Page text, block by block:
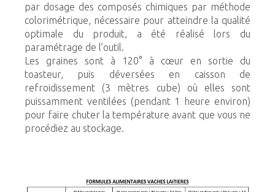
par dosage des composés chimiques par méthode
colorimétrique, nécessaire pour atteindre la qualité
optimale du produit, a été réalisé lors du
paramétrage de l’outil.
Les graines sont à 120° à cœur en sortie du
toasteur, puis déversées en caisson de
refroidissement (3 mètres cube) où elles sont
puissamment ventilées (pendant 1 heure environ)
pour faire chuter la température avant que vous ne
procédiez au stockage.